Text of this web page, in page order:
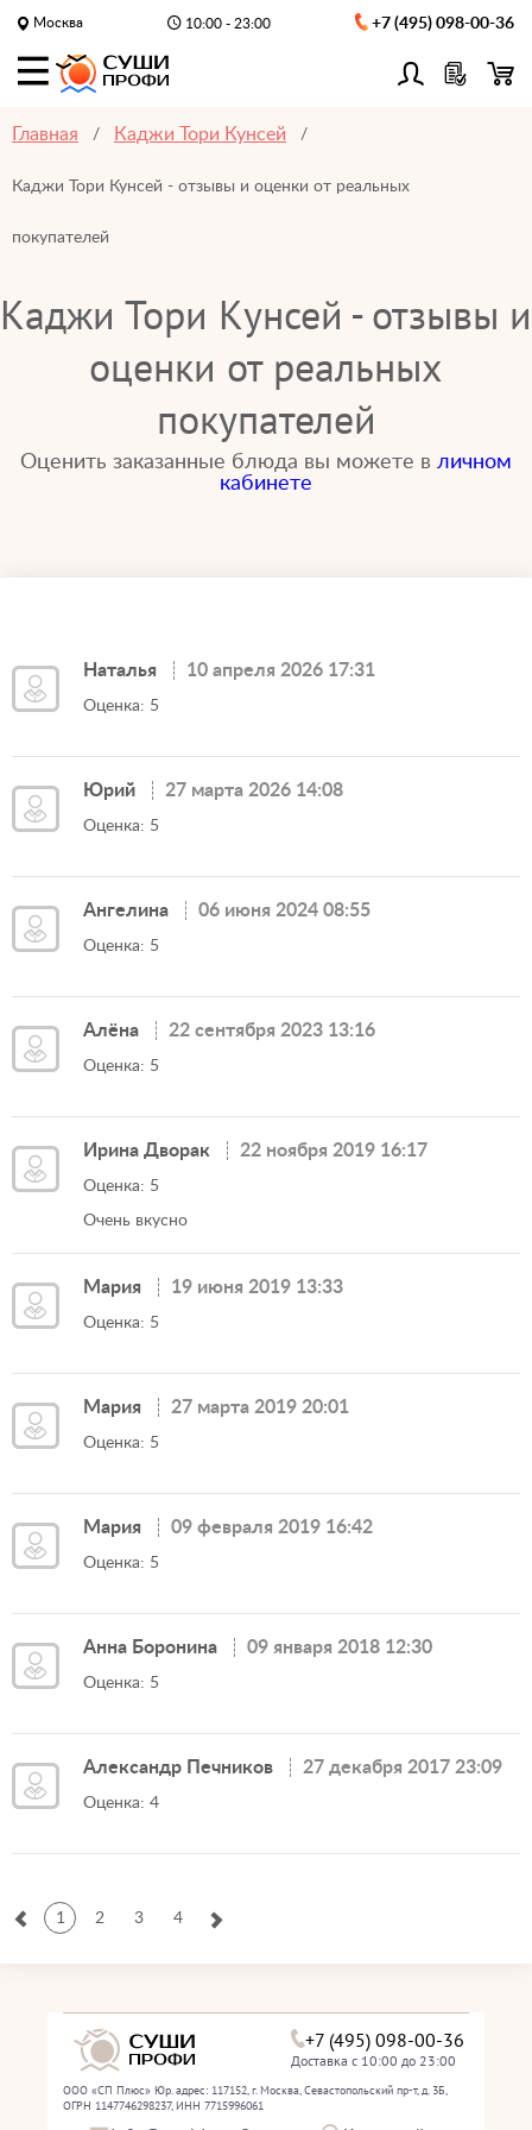
Москва 10:00 - 23:00 +7 (495) 098-00-36
Главная Каджи Тори Кунсей
Каджи Тори Кунсей - отзывы и оценки от реальных
покупателей
Каджи Тори Кунсей - отзывы и
оценки от реальных
покупателей
Оценить заказанные блюда вы можете в личном
кабинете
Наталья 10 апреля 2026 17:31
Оценка: 5
Юрий 27 марта 2026 14:08
Оценка: 5
Ангелина 06 июня 2024 08:55
Оценка: 5
Алёна 22 сентября 2023 13:16
Оценка: 5
Ирина Дворак 22 ноября 2019 16:17
Оценка: 5
Очень вкусно
Мария 19 июня 2019 13:33
Оценка: 5
Мария 27 марта 2019 20:01
Оценка: 5
Мария 09 февраля 2019 16:42
Оценка: 5
Анна Боронина 09 января 2018 12:30
Оценка: 5
Александр Печников 27 декабря 2017 23:09
Оценка: 4
1 2 3 4
+7 (495) 098-00-36
Доставка с 10:00 до 23:00
ООО «СП Плюс» Юр. адрес: 117152, г. Москва, Севастопольский пр-т, д. 3Б,
ОГРН 1147746298237, ИНН 7715996061